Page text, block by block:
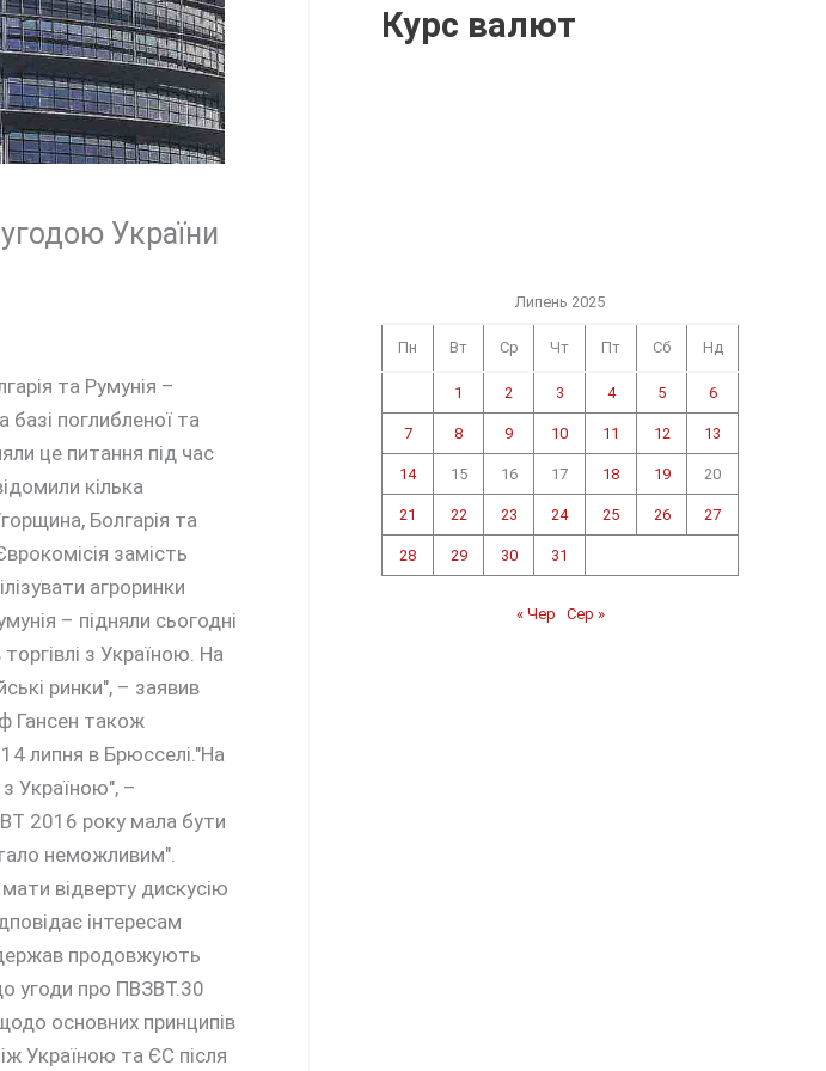
України
та Румунія –
поглибленої та
це питання під час
кілька
Болгарія та
замість
агроринки
– підняли сьогодні
з Україною. На
ринки", – заявив
Гансен також
липня в Брюсселі."На
Україною", –
2016 року мала бути
неможливим".
відверту дискусію
інтересам
держав продовжують
угоди про ПВЗВТ.30
основних принципів
Україною та ЄС після
Курс валют
Липень 2025
Пн Вт Ср Чт Пт Сб Нд
1 2 3 4 5 6
7 8 9 10 11 12 13
14 15 16 17 18 19 20
21 22 23 24 25 26 27
28 29 30 31
« Чер Сер »